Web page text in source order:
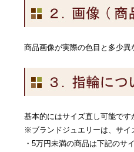
商品画像が実際の色目と多少異
基本的にはサイズ直し可能です
※ブランドジュエリーは、サイ
・5万円未満の商品は下記のサ